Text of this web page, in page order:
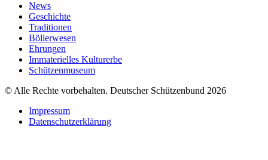
News
Geschichte
Traditionen
Böllerwesen
Ehrungen
Immaterielles Kulturerbe
Schützenmuseum
© Alle Rechte vorbehalten. Deutscher Schützenbund 2026
Impressum
Datenschutzerklärung